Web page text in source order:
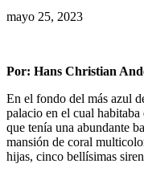
mayo 25, 2023
Por: Hans Christian
En el fondo del más azul
palacio en el cual
que tenía una abundante
mansión de coral
hijas, cinco bellísimas